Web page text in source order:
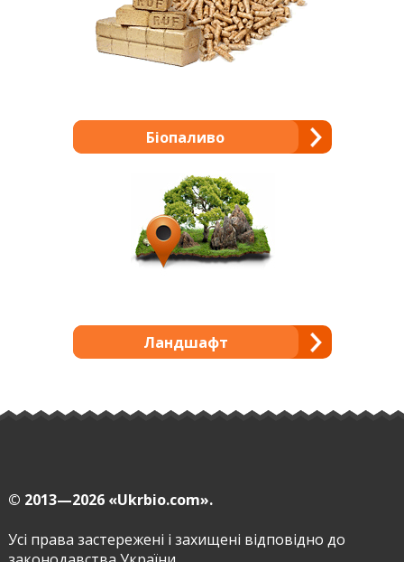
Біопаливо
Ландшафт
© 2013—2026 «Ukrbio.com».
Усі права застережені і захищені відповідно до